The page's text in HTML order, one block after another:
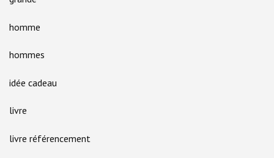
homme
hommes
idée cadeau
livre
livre référencement